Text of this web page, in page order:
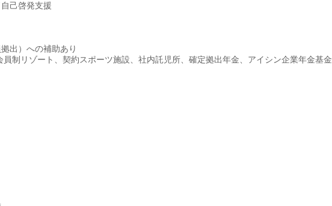
己啓発支援
出）への補助あり
員制リゾート、契約スポーツ施設、社内託児所、確定拠出年金、アイシン企業年金基金